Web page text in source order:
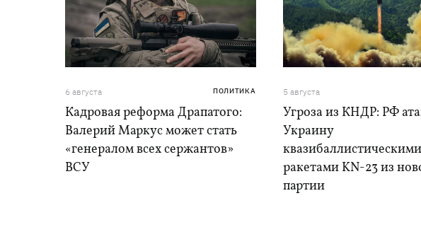
6 августа ПОЛИТИКА
Кадровая реформа Драпатого:
Валерий Маркус может стать
«генералом всех сержантов»
ВСУ
5 августа
Угроза из КНДР: РФ
Украину
квазибаллистическими
ракетами KN-23 из
партии